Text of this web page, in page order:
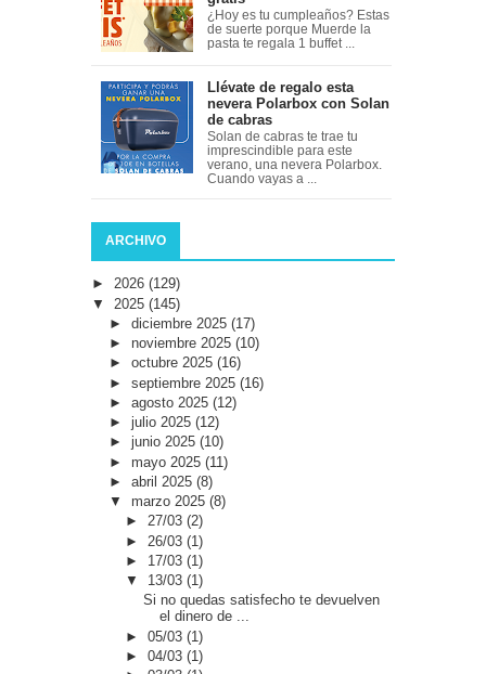
¿Hoy es tu cumpleaños? Estas
de suerte porque Muerde la
pasta te regala 1 buffet ...
Llévate de regalo esta
nevera Polarbox con Solan
de cabras
Solan de cabras te trae tu
imprescindible para este
verano, una nevera Polarbox.
Cuando vayas a ...
ARCHIVO
► 2026 (129)
▼ 2025 (145)
► diciembre 2025 (17)
► noviembre 2025 (10)
► octubre 2025 (16)
► septiembre 2025 (16)
► agosto 2025 (12)
► julio 2025 (12)
► junio 2025 (10)
► mayo 2025 (11)
► abril 2025 (8)
▼ marzo 2025 (8)
►27/03(2)
► 26/03(1)
► 17/03(1)
▼ 13/03(1)
Si no quedas satisfecho te devuelven
el dinero de ...
►05/03(1)
►04/03(1)